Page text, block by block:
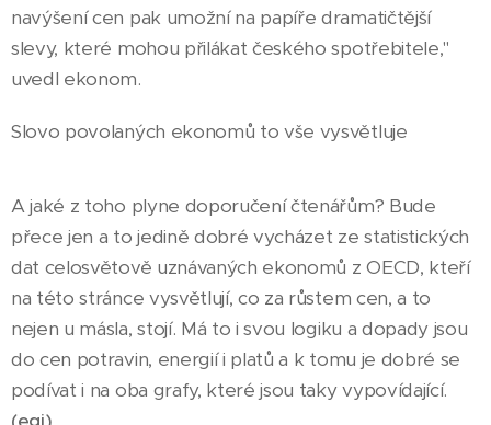
navýšení cen pak umožní na papíře dramatičtější
slevy, které mohou přilákat českého spotřebitele,"
uvedl ekonom.
Slovo povolaných ekonomů to vše vysvětluje
A jaké z toho plyne doporučení čtenářům? Bude
přece jen a to jedině dobré vycházet ze statistických
dat celosvětově uznávaných ekonomů z OECD, kteří
na této stránce vysvětlují, co za růstem cen, a to
nejen u másla, stojí. Má to i svou logiku a dopady jsou
do cen potravin, energií i platů a k tomu je dobré se
podívat i na oba grafy, které jsou taky vypovídající.